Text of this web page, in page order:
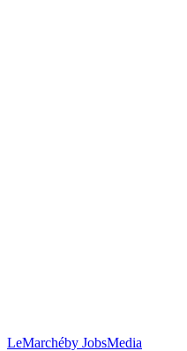
LeMarchéby JobsMedia